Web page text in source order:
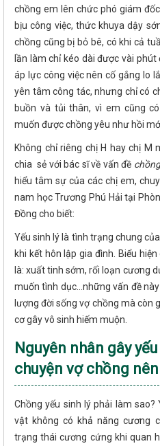
chồng em lên chức phó giám
bịu công việc, thức khuya dậy
chồng cũng bị bỏ bê, có khi cả
lần làm chỉ kéo dài được vài
áp lực công việc nên cố gắng lo
yên tâm công tác, nhưng chỉ có
buồn và tủi thân, vì em cũng
muốn được chồng yêu như hồi
Không chỉ riêng chị H hay chị
chia sẻ với bác sĩ về vấn đề
hiểu tâm sự của các chị em,
nam học Trương Phú Hải tại
Đồng cho biết:
Yếu sinh lý là tình trạng chung
khi kết hôn lập gia đình. Biểu
là: xuất tinh sớm, rối loạn cương
muốn tình dục…những vấn đề
lượng đời sống vợ chồng mà còn
cơ gây vô sinh hiếm muộn.
Nguyên nhân gây
chuyện vợ chồng
Chồng yếu sinh lý phải làm
vật không có khả năng cương
trạng thái cương cứng khi quan